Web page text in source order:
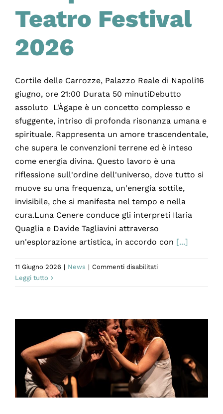
Teatro Festival
2026
Cortile delle Carrozze, Palazzo Reale di Napoli16
giugno, ore 21:00 Durata 50 minutiDebutto
assoluto L'Àgape è un concetto complesso e
sfuggente, intriso di profonda risonanza umana e
spirituale. Rappresenta un amore trascendentale,
che supera le convenzioni terrene ed è inteso
come energia divina. Questo lavoro è una
riflessione sull'ordine dell'universo, dove tutto si
muove su una frequenza, un'energia sottile,
invisibile, che si manifesta nel tempo e nella
cura.Luna Cenere conduce gli interpreti Ilaria
Quaglia e Davide Tagliavini attraverso
un'esplorazione artistica, in accordo con [...]
11 Giugno 2026 | News | Commenti disabilitatisu
|
BALLROOM
debutta
al
Campania
Teatro
Festival
2026
Leggi tutto